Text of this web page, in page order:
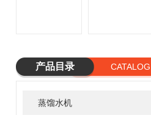
产品目录 CATALOG
蒸馏水机